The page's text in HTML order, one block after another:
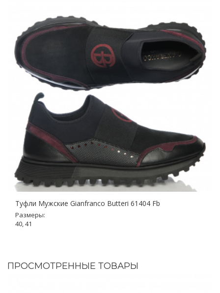
Туфли Мужские Gianfranco Butteri 61404 Fb
Размеры:
40, 41
ПРОСМОТРЕННЫЕ ТОВАРЫ